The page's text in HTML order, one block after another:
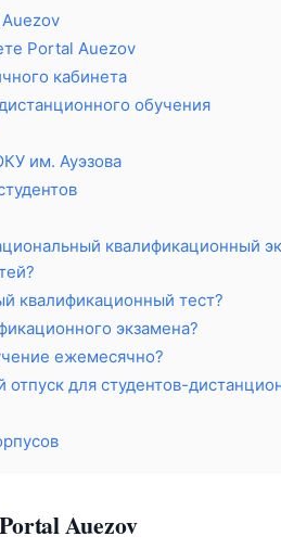
Portal Auezov
кабинета
обучения
им. Ауэзова
квалификационный
квалификационный тест?
экзамена?
ежемесячно?
для студентов-
Auezov